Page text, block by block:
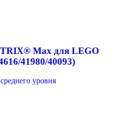
Max для LEGO
41980/40093)
уровня